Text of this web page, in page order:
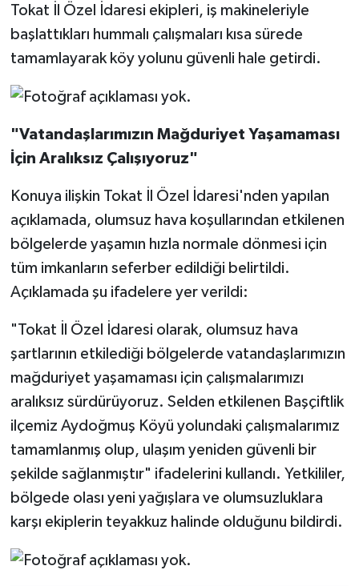
Tokat İl Özel İdaresi ekipleri, iş makineleriyle
başlattıkları hummalı çalışmaları kısa sürede
tamamlayarak köy yolunu güvenli hale getirdi.
"Vatandaşlarımızın Mağduriyet Yaşamaması
İçin Aralıksız Çalışıyoruz"
Konuya ilişkin Tokat İl Özel İdaresi'nden yapılan
açıklamada, olumsuz hava koşullarından etkilenen
bölgelerde yaşamın hızla normale dönmesi için
tüm imkanların seferber edildiği belirtildi.
Açıklamada şu ifadelere yer verildi:
"Tokat İl Özel İdaresi olarak, olumsuz hava
şartlarının etkilediği bölgelerde vatandaşlarımızın
mağduriyet yaşamaması için çalışmalarımızı
aralıksız sürdürüyoruz. Selden etkilenen Başçiftlik
ilçemiz Aydoğmuş Köyü yolundaki çalışmalarımız
tamamlanmış olup, ulaşım yeniden güvenli bir
şekilde sağlanmıştır" ifadelerini kullandı. Yetkililer,
bölgede olası yeni yağışlara ve olumsuzluklara
karşı ekiplerin teyakkuz halinde olduğunu bildirdi.